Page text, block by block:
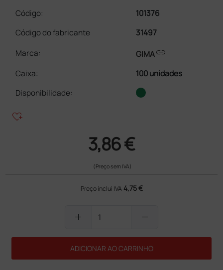
Código:
101376
Código do fabricante
31497
Marca:
GIMAlink
Caixa:
100 unidades
Disponibilidade:
heart_plus
3,86 €
(Preço sem IVA)
Preço inclui IVA 4,75 €
add remove
ADICIONAR AO CARRINHO